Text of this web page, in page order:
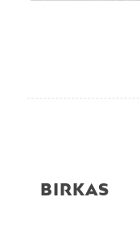
BIRKAS